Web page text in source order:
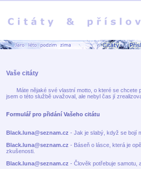
Vaše citáty
Máte nějaké své vlastní motto, o které se chcete
jsem o této službě uvažoval, ale nebyl čas jí
Formulář pro přidání Vašeho citátu
Black.luna@seznam.cz - Jak je slabý, když se bojí
Black.luna@seznam.cz - Báseň o lásce, která je
zkušenosti.
Black.luna@seznam.cz - Člověk potřebuje samotu,